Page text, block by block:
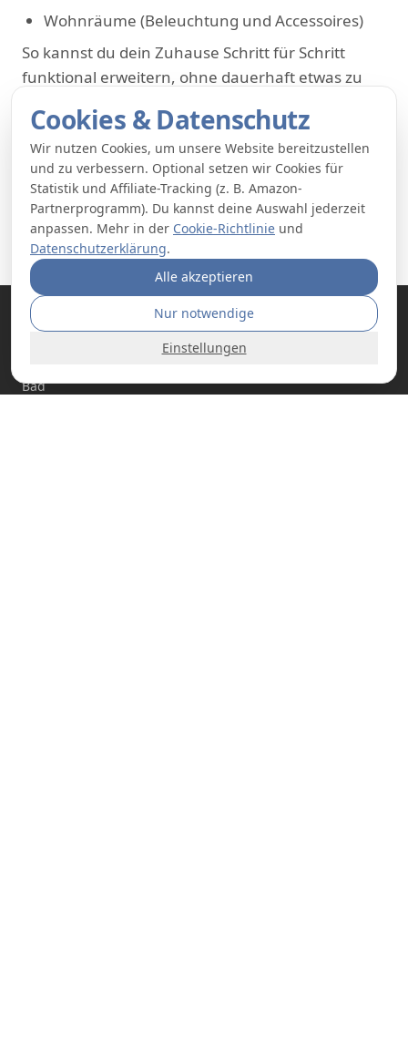
Wohnräume (Beleuchtung und Accessoires)
So kannst du dein Zuhause Schritt für Schritt
funktional erweitern, ohne dauerhaft etwas zu
Bad
Cookies & Datenschutz
Wir nutzen Cookies, um unsere Website bereitzustellen
und zu verbessern. Optional setzen wir Cookies für
Statistik und Affiliate-Tracking (z. B. Amazon-
Partnerprogramm). Du kannst deine Auswahl jederzeit
anpassen. Mehr in der Cookie-Richtlinie und
Datenschutzerklärung.
Einstellungen
Nur notwendige
Alle akzeptieren